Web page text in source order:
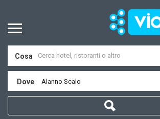
Cosa
Dove Alanno Scalo